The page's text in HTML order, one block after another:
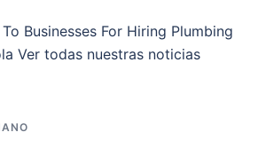
Businesses For Hiring Plumbing
Ver todas nuestras noticias